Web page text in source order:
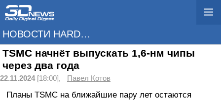
НОВОСТИ HARDWARE
TSMC начнёт выпускать 1,6-нм чипы
через два года
22.11.2024[18:00], Павел Котов
Планы TSMC на ближайшие пару лет остаются